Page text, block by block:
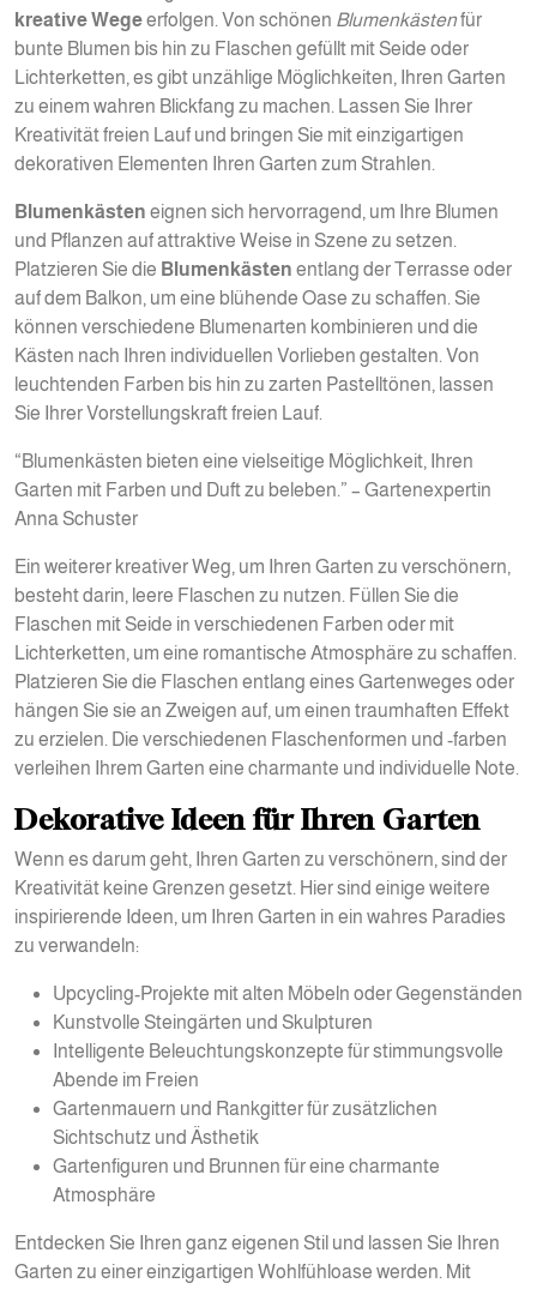
kreative Wegeerfolgen. Von schönen Blumenkästenfür
bunte Blumen bis hin zu Flaschen gefüllt mit Seide oder
Lichterketten, es gibt unzählige Möglichkeiten, Ihren Garten
zu einem wahren Blickfang zu machen. Lassen Sie Ihrer
Kreativität freien Lauf und bringen Sie mit einzigartigen
dekorativen Elementen Ihren Garten zum Strahlen.
Blumenkästen eignen sich hervorragend, um Ihre Blumen
und Pflanzen auf attraktive Weise in Szene zu setzen.
Platzieren Sie die Blumenkästen entlang der Terrasse oder
auf dem Balkon, um eine blühende Oase zu schaffen. Sie
können verschiedene Blumenarten kombinieren und die
Kästen nach Ihren individuellen Vorlieben gestalten. Von
leuchtenden Farben bis hin zu zarten Pastelltönen, lassen
Sie Ihrer Vorstellungskraft freien Lauf.
“Blumenkästen bieten eine vielseitige Möglichkeit, Ihren
Garten mit Farben und Duft zu beleben.” – Gartenexpertin
Anna Schuster
Ein weiterer kreativer Weg, um Ihren Garten zu verschönern,
besteht darin, leere Flaschen zu nutzen. Füllen Sie die
Flaschen mit Seide in verschiedenen Farben oder mit
Lichterketten, um eine romantische Atmosphäre zu schaffen.
Platzieren Sie die Flaschen entlang eines Gartenweges oder
hängen Sie sie an Zweigen auf, um einen traumhaften Effekt
zu erzielen. Die verschiedenen Flaschenformen und -farben
verleihen Ihrem Garten eine charmante und individuelle Note.
Dekorative Ideen für Ihren Garten
Wenn es darum geht, Ihren Garten zu verschönern, sind der
Kreativität keine Grenzen gesetzt. Hier sind einige weitere
inspirierende Ideen, um Ihren Garten in ein wahres Paradies
zu verwandeln:
Upcycling-Projekte mit alten Möbeln oder Gegenständen
Kunstvolle Steingärten und Skulpturen
Intelligente Beleuchtungskonzepte für stimmungsvolle
Abende im Freien
Gartenmauern und Rankgitter für zusätzlichen
Sichtschutz und Ästhetik
Gartenfiguren und Brunnen für eine charmante
Atmosphäre
Entdecken Sie Ihren ganz eigenen Stil und lassen Sie Ihren
Garten zu einer einzigartigen Wohlfühloase werden. Mit